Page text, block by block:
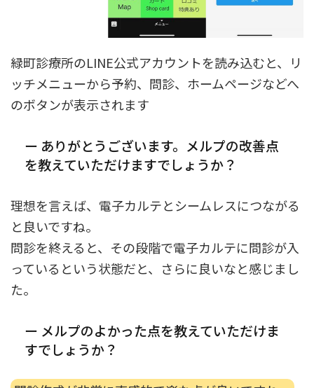
緑町診療所のLINE公式アカウントを読み込むと、リ
ッチメニューから予約、問診、ホームページなどへ
のボタンが表示されます
ー ありがとうございます。メルプの改善点
を教えていただけますでしょうか？
理想を言えば、電子カルテとシームレスにつながる
と良いですね。
問診を終えると、その段階で電子カルテに問診が入
っているという状態だと、さらに良いなと感じまし
た。
ー メルプのよかった点を教えていただけま
すでしょうか？